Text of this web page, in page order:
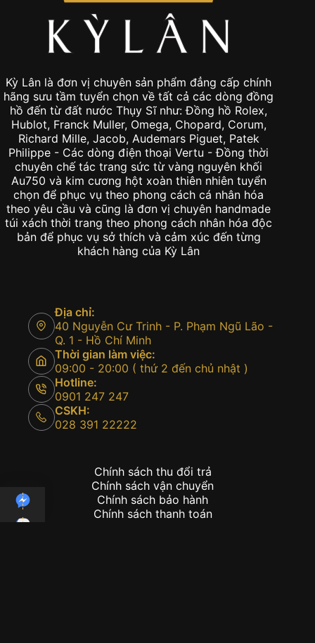
Kỳ Lân là đơn vị chuyên sản phẩm đẳng cấp chính
hãng sưu tầm tuyển chọn về tất cả các dòng đồng
hồ đến từ đất nước Thụy Sĩ như: Đồng hồ Rolex,
Hublot, Franck Muller, Omega, Chopard, Corum,
Richard Mille, Jacob, Audemars Piguet, Patek
Philippe - Các dòng điện thoại Vertu - Đồng thời
chuyên chế tác trang sức từ vàng nguyên khối
Au750 và kim cương hột xoàn thiên nhiên tuyển
chọn để phục vụ theo phong cách cá nhân hóa
theo yêu cầu và cũng là đơn vị chuyên handmade
túi xách thời trang theo phong cách nhân hóa độc
bản để phục vụ sở thích và cảm xúc đến từng
khách hàng của Kỳ Lân
Địa chỉ:
40 Nguyễn Cư Trinh - P. Phạm Ngũ Lão -
Q. 1 - Hồ Chí Minh
Thời gian làm việc:
09:00 - 20:00 ( thứ 2 đến chủ nhật )
Hotline:
0901 247 247
CSKH:
028 391 22222
Chính sách thu đổi trả
Chính sách vận chuyển
Chính sách bảo hành
Chính sách thanh toán